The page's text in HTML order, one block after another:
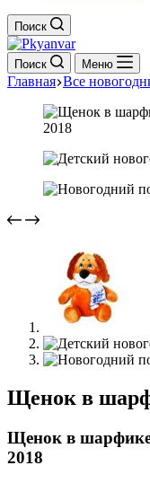
Поиск
Поиск Меню
Главная Все
Щенок в
Щенок в шарфике
2018